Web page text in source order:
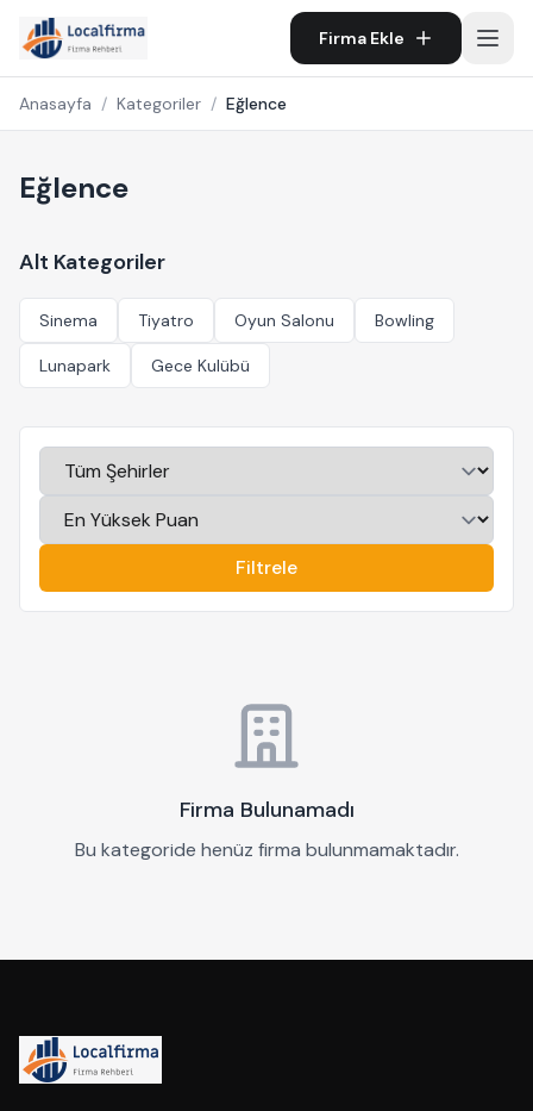
Firma Ekle
Anasayfa / Kategoriler / Eğlence
Eğlence
Alt Kategoriler
Sinema Tiyatro Oyun Salonu Bowling
Lunapark Gece Kulübü
Filtrele
Firma Bulunamadı
Bu kategoride henüz firma bulunmamaktadır.